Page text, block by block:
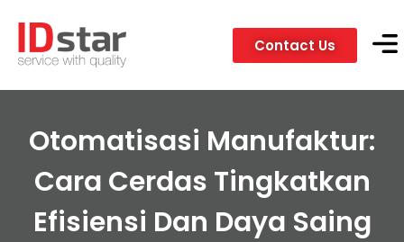
Contact Us
Otomatisasi Manufaktur:
Cara Cerdas Tingkatkan
Efisiensi Dan Daya Saing